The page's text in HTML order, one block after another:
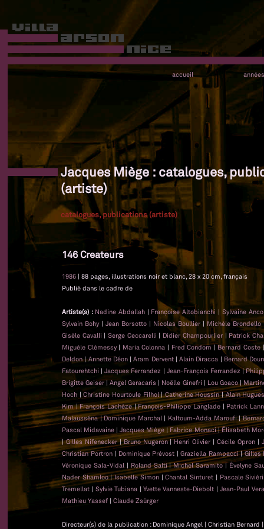
accueil années
Jacques Miège : catalogues,
(artiste)
catalogues, publications (artiste)
146 Createurs
1986 | 88 pages, illustrations noir et blanc, 28 x 20 cm, français
Publié dans le cadre de
Artiste(s) : Nadine Abdallah| Françoise Altobianchi |Sylvaine
Sylvain Bohy| Jean Borsotto | Nicolas Boullier | Michèle Brondello
Gisèle Cavalli |Serge Ceccarelli | Didier Champourlier| Patrick
Miguèle Clémessy| Maria Colonna | Fred Condom|Bernard Coste
Deldon|Annette Déon|Aram Dervent|Alain Diracca | Bernard
Fatourehtchi |Jacques Ferrandez | Jean-François Ferrandez|
Brigitte Geiser|Angel Geracaris | Noëlle Ginefri | Lou Goaco|
Hoch |Christine Hourtoule Filhol|Catherine Houssin|Alain
Kim|François Lachéze|François-Philippe Langlade| Patrick
Malausséna|Dominique Marchal | Kaltoum-Adda Maroufi|
Pascal Midavaine |Jacques Miège|Fabrice Monaci|Élisabeth
|Gilles Nifenecker|Bruno Nugeron|Henri Olivier |Cécile Opron|
Christian Portron| Dominique Prévost |Graziella Rampacci|Gilles
Véronique Sala-Vidal | Roland Salti|Michel Saramito|Évelyne
Nader Shamloo|Isabelle Simon|Chantal Sinturet | Pascale Siviéri
Tremellat | Sylvie Tubiana | Yvette Vanneste-Diebolt |Jean-Paul
Mathieu Yassef | Claude Zsürger
Directeur(s) de la publication : Dominique Angel | Christian